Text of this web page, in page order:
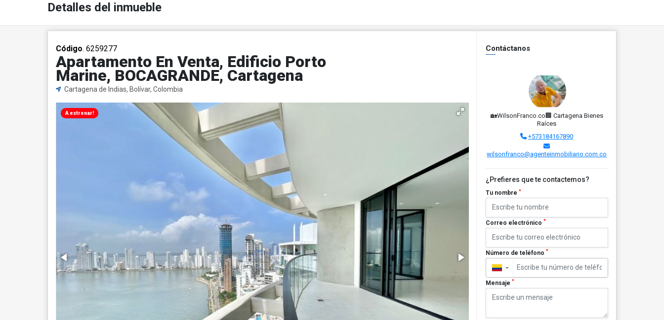
Detalles del inmueble
Código. 6259277
Apartamento En Venta, Edificio Porto
Marine, BOCAGRANDE, Cartagena
Cartagena de Indias, Bolívar, Colombia
A estrenar!
Contáctanos
🏡WilsonFranco.co🏢 Cartagena Bienes
Raíces
+573184167890
wilsonfranco@agenteinmobiliario.com.co
¿Prefieres que te contactemos?
Tu nombre *
Correo electrónico *
Número de teléfono *
▼
Mensaje *